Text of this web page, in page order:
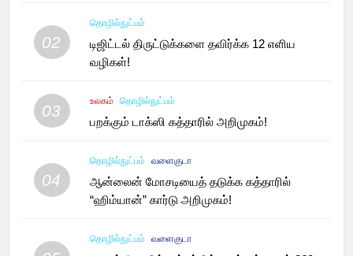
02
தொழில்நுட்பம்
டிஜிட்டல் திருட்டுக்களை தவிர்க்க 12 எளிய
வழிகள்!
03
உலகம் தொழில்நுட்பம்
பறக்கும் டாக்ஸி கத்தாரில் அறிமுகம்!
04
தொழில்நுட்பம் வளைகுடா
ஆன்லைன் மோசடியைத் தடுக்க கத்தாரில்
“ஹிம்யான்” கார்டு அறிமுகம்!
தொழில்நுட்பம் வளைகுடா